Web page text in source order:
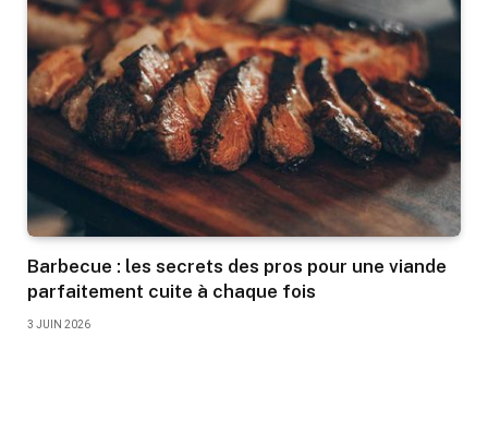
Barbecue : les secrets des pros pour une viande
parfaitement cuite à chaque fois
3 JUIN 2026